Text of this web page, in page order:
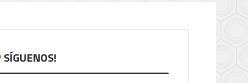
SÍGUENOS!